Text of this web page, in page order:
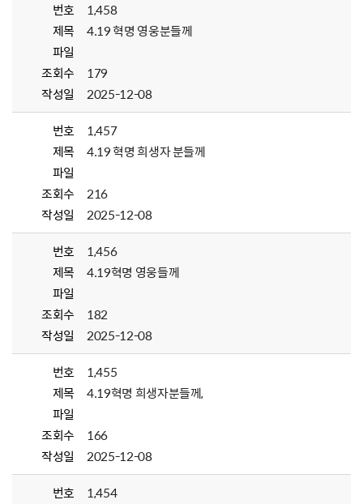
번호
1,458
제목
4.19 혁명 영웅분들께
파일
조회수
179
작성일
2025-12-08
번호
1,457
제목
4.19 혁명 희생자 분들께
파일
조회수
216
작성일
2025-12-08
번호
1,456
제목
4.19혁명 영웅들께
파일
조회수
182
작성일
2025-12-08
번호
1,455
제목
4.19혁명 희생자분들께,
파일
조회수
166
작성일
2025-12-08
번호
1,454